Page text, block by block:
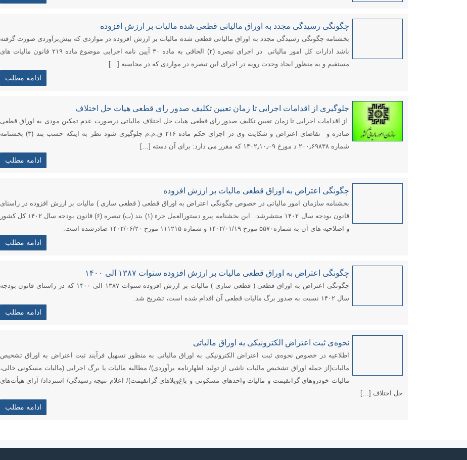
چگونگی رسیدگی مجدد به اوراق مالیاتی قطعی شده مالیات بر ارزش افزوده
بخشنامه چگونگی رسیدگی مجدد به اوراق مالیاتی قطعی شده مالیات بر ارزش افزوده در مواردی که بیش‌برآوردی صورت گرفته
باشد ادارات کل امور مالیاتی در اجرای تبصره (۲) الحاقی به ماده ۳۰ آیین نامه اجرایی موضوع ماده ۲۱۹ قانون مالیات های
مستقیم و به منظور ایجاد وحدت رویه در اجرای این تبصره در مواردی که در محاسبه […]
ادامه مطلب
جلوگیری از اقدامات اجرایی تا زمان تعیین تکلیف صدور رای قطعی هیات حل اختلاف
از اقدامات اجرایی تا زمان تعیین تکلیف صدور رای قطعی هیات حل اختلاف مالیاتی درصورت عدم تمکین مودی به اوراق قطعی
صادره و تقاضای اعتراض و شکایت وی در اجرای حکم ماده ۲۱۶ ق.م.م جلوگیری شود نظر به اینکه حسب بند (۳) بخشنامه
شماره ۲۰۰٫۶۹۸۳۸ د مورخ ۱۴۰۲٫۱۰٫۰۹ که مقرر می دارد: برای آن دسته […]
ادامه مطلب
چگونگی اعتراض به اوراق قطعی مالیات بر ارزش افزوده
بخشنامه سازمان امور مالیاتی در خصوص چگونگی اعتراض به اوراق قطعی ( قطعی سازی ) مالیات بر ارزش افزوده در راستای
قانون بودجه سال ۱۴۰۲ منتشرشد. این بخشنامه پیرو دستورالعمل جزء (۱) بند (ب) تبصره (۶) قانون بودجه سال ۱۴۰۲ کل کشور
و اصلاحیه های آن به شماره۵۵۷۰ مورخ ۱۴۰۲/۰۱/۱۹ و شماره ۱۱۱۲۱۵ مورخ ۱۴۰۲/۰۶/۲۰ صادرشده است.
ادامه مطلب
چگونگی اعتراض به اوراق قطعی مالیات بر ارزش افزوده سنوات ۱۳۸۷ الی ۱۴۰۰
چگونگی اعتراض به اوراق قطعی ( قطعی سازی ) مالیات بر ارزش افزوده سنوات ۱۳۸۷ الی ۱۴۰۰ که در راستای قانون بودجه
سال ۱۴۰۲ نسبت به صدور برگ مالیات قطعی آن اقدام شده است، تشریح شد.
ادامه مطلب
نحوه‌ی ثبت اعتراض الکترونیکی به اوراق مالیاتی
اطلاعیه در خصوص نحوه‌ی ثبت اعتراض الکترونیکی به اوراق مالیاتی به منظور تسهیل فرآیند ثبت اعتراض به اوراق تشخیص
مالیات(از جمله اوراق تشخیص مالیات ناشی از تولید اظهارنامه برآوردی)/ مطالبه مالیات یا برگ اجرایی (مالیات مسکونی خالی،
مالیات خودرو­های گران­قیمت و مالیات واحد­های مسکونی و باغ­‌ویلا­های گران­قیمت)/ اعلام نتیجه رسیدگی/ استرداد/ آرای هیأت‌های
حل اختلاف […]
ادامه مطلب